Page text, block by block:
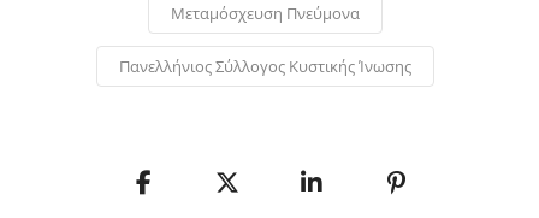
Μεταμόσχευση Πνεύμονα
Πανελλήνιος Σύλλογος Κυστικής Ίνωσης